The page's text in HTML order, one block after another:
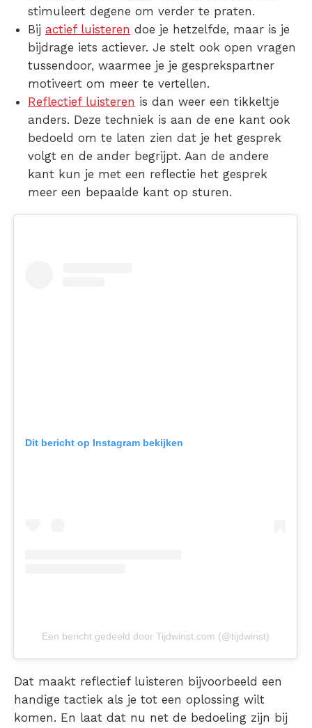
stimuleert degene om verder te praten.
Bij actief luisteren doe je hetzelfde, maar is je
bijdrage iets actiever. Je stelt ook open vragen
tussendoor, waarmee je je gesprekspartner
motiveert om meer te vertellen.
Reflectief luisteren is dan weer een tikkeltje
anders. Deze techniek is aan de ene kant ook
bedoeld om te laten zien dat je het gesprek
volgt en de ander begrijpt. Aan de andere
kant kun je met een reflectie het gesprek
meer een bepaalde kant op sturen.
Dit bericht op Instagram bekijken
Een bericht gedeeld door Tijdwinst.com (@tijdwinst)
Dat maakt reflectief luisteren bijvoorbeeld een
handige tactiek als je tot een oplossing wilt
komen. En laat dat nu net de bedoeling zijn bij